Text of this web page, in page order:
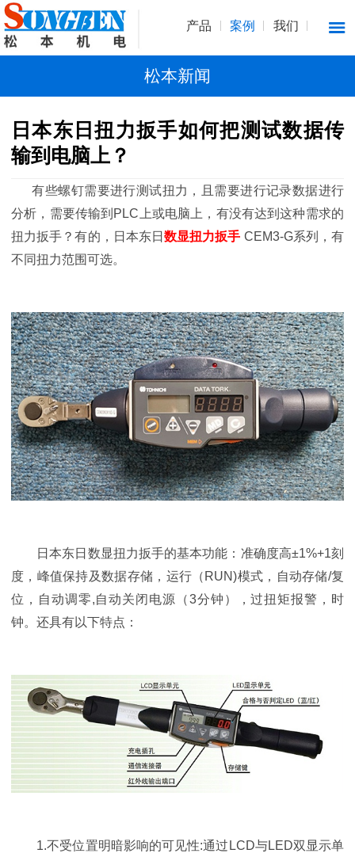
产品 案例 我们
松本新闻
日本东日扭力扳手如何把测试数据传
输到电脑上？
有些螺钉需要进行测试扭力，且需要进行记录数据进行
分析，需要传输到PLC上或电脑上，有没有达到这种需求的
扭力扳手？有的，日本东日数显扭力扳手 CEM3-G系列，有
不同扭力范围可选。
日本东日数显扭力扳手的基本功能：准确度高±1%+1刻
度，峰值保持及数据存储，运行（RUN)模式，自动存储/复
位，自动调零,自动关闭电源（3分钟），过扭矩报警，时
钟。还具有以下特点：
1.不受位置明暗影响的可见性:通过LCD与LED双显示单